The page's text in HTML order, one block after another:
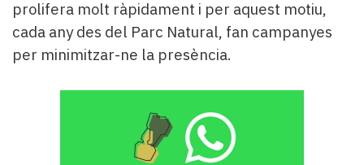
Editorial
prolifera molt ràpidament i per aquest motiu,
cada any des del Parc Natural, fan campanyes
per minimitzar-ne la presència.